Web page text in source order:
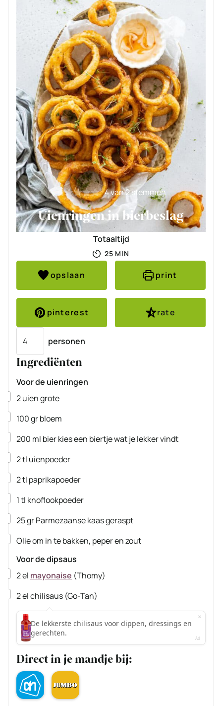
4van2stemmen
Uienringen in bierbeslag
Totaaltijd
25MINUTEN
MIN
opslaan print
pinterest
rate
personen
Ingrediënten
Voor de uienringen
▢
2uiengrote
▢
100grbloem
▢
200 ml bierkies een biertje wat je lekker vindt
▢
2tl uienpoeder
▢
2tl paprikapoeder
▢
1tl knoflookpoeder
▢
25grParmezaanse kaasgeraspt
▢
Olieom in te bakken, peper en zout
Voor de dipsaus
▢
2el mayonaise (Thomy)
▢
2elchilisaus (Go-Tan)
Direct in je mandje bij: